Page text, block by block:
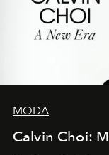
MODA
Calvin Choi: